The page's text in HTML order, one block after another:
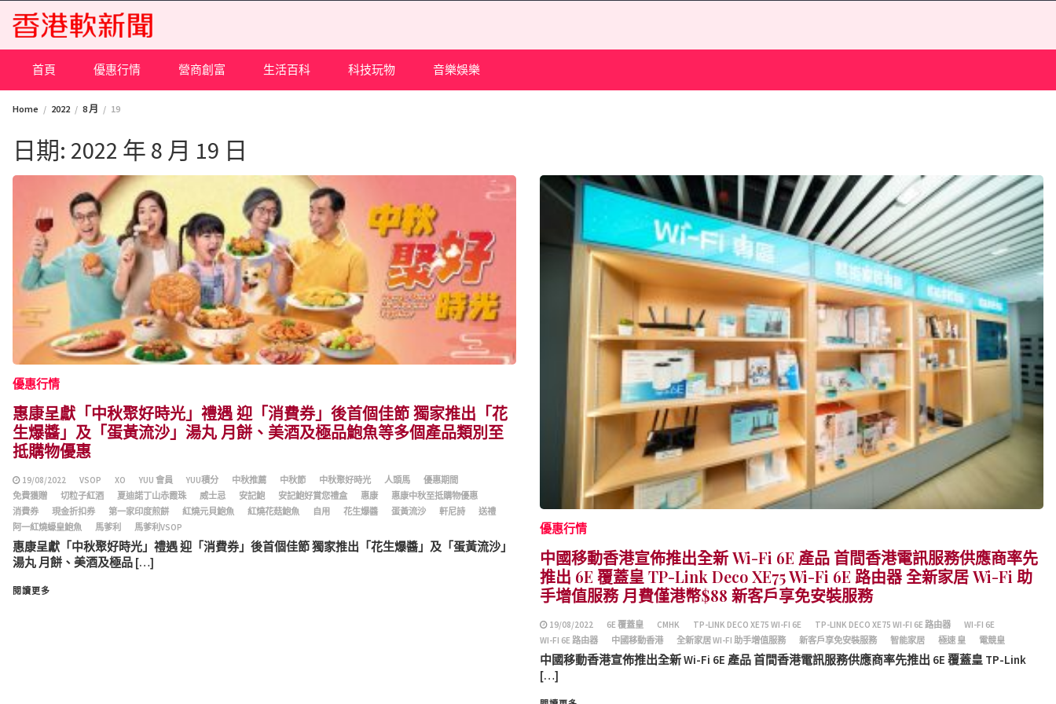
content
首頁 優惠行情 營商創富 生活百科 科技玩物 音樂娛樂
Home 2022 8 月 19
日期: 2022 年 8 月 19 日
優惠行情
惠康呈獻「中秋聚好時光」禮遇 迎「消費券」後首個佳節 獨家推出「花
生爆醬」及「蛋黃流沙」湯丸 月餅、美酒及極品鮑魚等多個產品類別至
抵購物優惠
19/08/2022 VSOP XO YUU 會員 YUU積分 中秋推薦 中秋節 中秋聚好時光 人頭馬
優惠期間
免費獲贈
切粒子紅酒 夏迪諾丁山赤霞珠 威士忌 安記鮑 安記鮑好賞您禮盒 惠康
惠康中秋至抵購物優惠
消費券
現金折扣券 第一家印度煎餅 紅燒元貝鮑魚 紅燒花菇鮑魚 自用 花生爆醬 蛋黃流沙 軒尼詩
送禮
阿一紅燒蠔皇鮑魚
馬爹利 馬爹利VSOP
惠康呈獻「中秋聚好時光」禮遇 迎「消費券」後首個佳節 獨家推出「花生爆醬」及「蛋黃流沙」
湯丸 月餅、美酒及極品 […]
閱讀更多
優惠行情
中國移動香港宣佈推出全新 Wi-Fi 6E 產品 首間香港電訊服務供應商率先
推出 6E 覆蓋皇 TP-Link Deco XE75 Wi-Fi 6E 路由器 全新家居 Wi-Fi 助
手增值服務 月費僅港幣$88 新客戶享免安裝服務
19/08/2022 6E 覆蓋皇 CMHK TP-LINK DECO XE75 WI-FI 6E TP-LINK DECO XE75 WI-FI 6E 路由器
WI-FI 6E
WI-FI 6E 路由器
中國移動香港 全新家居 WI-FI 助手增值服務 新客戶享免安裝服務 智能家居 極速 皇 電競皇
中國移動香港宣佈推出全新 Wi-Fi 6E 產品 首間香港電訊服務供應商率先推出 6E 覆蓋皇 TP-Link
[…]